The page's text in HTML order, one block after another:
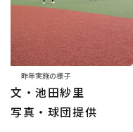
昨年実施の様子
文・池田紗里
写真・球団提供